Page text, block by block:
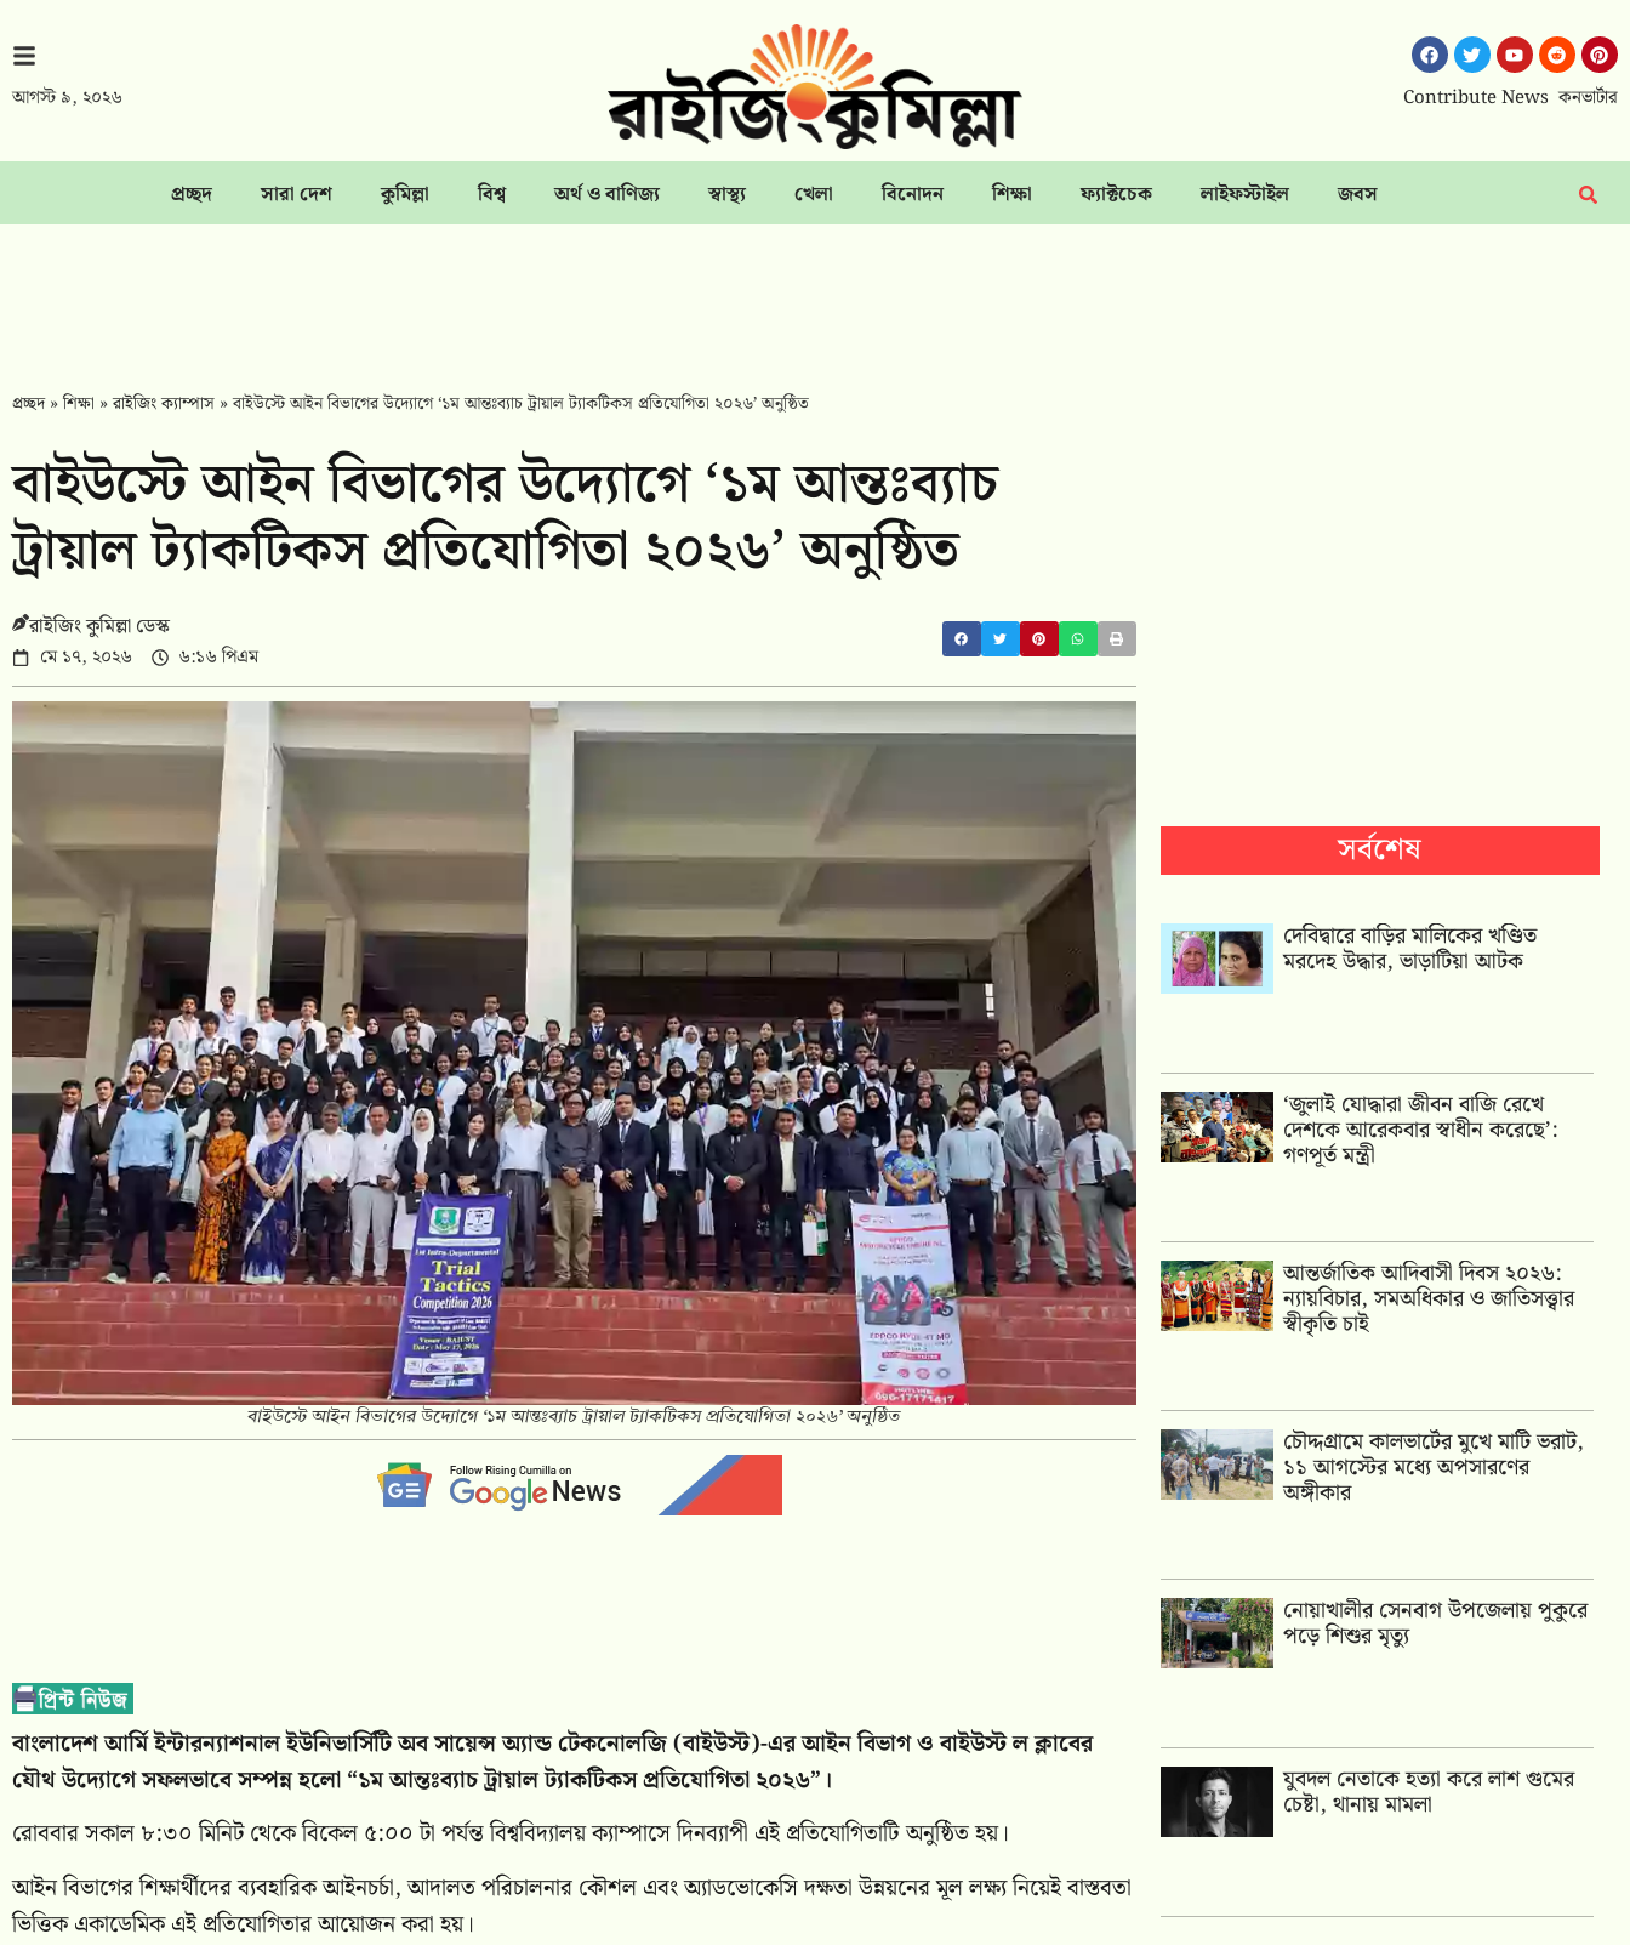
আগস্ট ৯, ২০২৬ Contribute News কনভার্টার
প্রচ্ছদ সারা দেশ কুমিল্লা বিশ্ব অর্থ ও বাণিজ্য স্বাস্থ্য খেলা বিনোদন শিক্ষা ফ্যাক্টচেক লাইফস্টাইল জবস
প্রচ্ছদ»শিক্ষা »রাইজিং ক্যাম্পাস »বাইউস্টে আইন বিভাগের উদ্যোগে ‘১ম আন্তঃব্যাচ ট্রায়াল ট্যাকটিকস প্রতিযোগিতা ২০২৬’ অনুষ্ঠিত
বাইউস্টে আইন বিভাগের উদ্যোগে ‘১ম আন্তঃব্যাচ
ট্রায়াল ট্যাকটিকস প্রতিযোগিতা ২০২৬’ অনুষ্ঠিত
রাইজিং কুমিল্লা ডেস্ক
মে ১৭, ২০২৬ ৬:১৬ পিএম
বাইউস্টে আইন বিভাগের উদ্যোগে ‘১ম আন্তঃব্যাচ ট্রায়াল ট্যাকটিকস প্রতিযোগিতা ২০২৬’ অনুষ্ঠিত
বাংলাদেশ আর্মি ইন্টারন্যাশনাল ইউনিভার্সিটি অব সায়েন্স অ্যান্ড টেকনোলজি (বাইউস্ট)-এর আইন বিভাগ ও বাইউস্ট ল ক্লাবের
যৌথ উদ্যোগে সফলভাবে সম্পন্ন হলো “১ম আন্তঃব্যাচ ট্রায়াল ট্যাকটিকস প্রতিযোগিতা ২০২৬”।
রোববার সকাল ৮:৩০ মিনিট থেকে বিকেল ৫:০০ টা পর্যন্ত বিশ্ববিদ্যালয় ক্যাম্পাসে দিনব্যাপী এই প্রতিযোগিতাটি অনুষ্ঠিত হয়।
আইন বিভাগের শিক্ষার্থীদের ব্যবহারিক আইনচর্চা, আদালত পরিচালনার কৌশল এবং অ্যাডভোকেসি দক্ষতা উন্নয়নের মূল লক্ষ্য নিয়েই বাস্তবতা
ভিত্তিক একাডেমিক এই প্রতিযোগিতার আয়োজন করা হয়।
সর্বশেষ
দেবিদ্বারে বাড়ির মালিকের খণ্ডিত
মরদেহ উদ্ধার, ভাড়াটিয়া আটক
‘জুলাই যোদ্ধারা জীবন বাজি রেখে
দেশকে আরেকবার স্বাধীন করেছে’:
গণপূর্ত মন্ত্রী
আন্তর্জাতিক আদিবাসী দিবস ২০২৬:
ন্যায়বিচার, সমঅধিকার ও জাতিসত্ত্বার
স্বীকৃতি চাই
চৌদ্দগ্রামে কালভার্টের মুখে মাটি ভরাট,
১১ আগস্টের মধ্যে অপসারণের
অঙ্গীকার
নোয়াখালীর সেনবাগ উপজেলায় পুকুরে
পড়ে শিশুর মৃত্যু
যুবদল নেতাকে হত্যা করে লাশ গুমের
চেষ্টা, থানায় মামলা